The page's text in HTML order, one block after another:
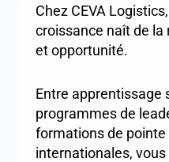
Chez CEVA
croissance naît de
et opportunité.
Entre apprentissage
programmes de
formations de
internationales,